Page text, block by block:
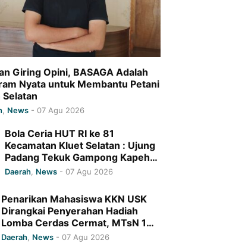
Giring Opini, BASAGA Adalah
Nyata untuk Membantu Petani
News - 07 Agu 2026
Bola Ceria HUT RI ke 81
Kecamatan Kluet Selatan : Ujung
Padang Tekuk Gampong Kapeh
7-0
Daerah, News- 07 Agu 2026
Penarikan Mahasiswa KKN USK
Dirangkai Penyerahan Hadiah
Lomba Cerdas Cermat, MTsN 1
Pidie Jaya Raih Juara I
Daerah, News- 07 Agu 2026